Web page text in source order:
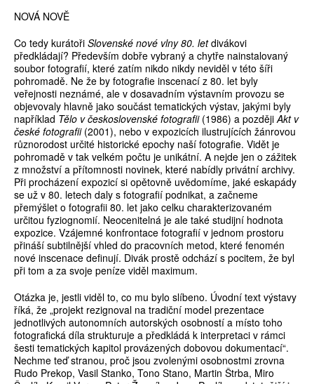
NOVÁ NOVĚ
Co tedy kurátoři Slovenské nové vlny 80. letdivákovi
předkládají? Především dobře vybraný a chytře nainstalovaný
soubor fotografií, které zatím nikdo nikdy neviděl v této šíři
pohromadě. Ne že by foto­grafie inscenací z 80. let byly
veřejnosti neznámé, ale v dosavadním výstavním provozu se
objevovaly hlavně jako součást tematických výstav, jakými byly
například Tělo v československé fotografii(1986) a pozdějiAkt v
české fotografii(2001), nebo v expozicích ilustrujících žánrovou
různorodost určité historické epochy naší fotografie. Vidět je
pohromadě v tak velkém počtu je unikátní. A nejde jen o zážitek
z množství a přítomnosti novinek, které nabídly privátní archivy.
Při procházení expozicí si opětovně uvědomíme, jaké eskapády
se už v 80. letech daly s fotografií podnikat, a začneme
přemýšlet o fotogra­fii 80. let jako celku charakterizovaném
určitou fyziognomií. Neoce­nitelná je ale také studijní hodnota
expozice. Vzájemné konfrontace fotografií v jednom prostoru
přináší subtilnější vhled do pracovních metod, které fenomén
nové inscenace definují. Divák prostě odchází s pocitem, že byl
při tom a za svoje peníze viděl maximum.
Otázka je, jestli viděl to, co mu bylo slíbeno. Úvodní text výstavy
říká, že „projekt rezignoval na tradiční model prezentace
jednotli­vých autonomních autorských osobností a místo toho
fotografická díla strukturuje a předkládá k interpretaci v rámci
šesti tematických kapitol provázených dobovou dokumentací“.
Nechme teď stranou, proč jsou zvolenými osobnostmi zrovna
Rudo Prekop, Vasil Stanko, Tono Stano, Martin Štrba, Miro